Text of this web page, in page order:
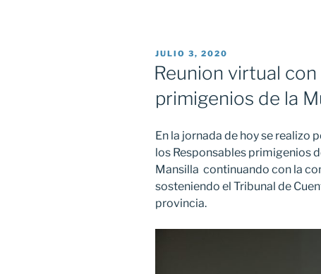
PUBLICADO
EL
JULIO 3, 2020
Reunion virtual
primigenios de la
En la jornada de hoy se realizo
los Responsables primigenios
Mansilla continuando con la
sosteniendo el Tribunal de
provincia.